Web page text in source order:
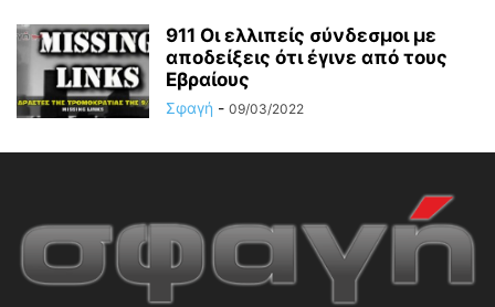
911 Οι ελλιπείς σύνδεσμοι με
αποδείξεις ότι έγινε από τους
Εβραίους
Σφαγή - 09/03/2022